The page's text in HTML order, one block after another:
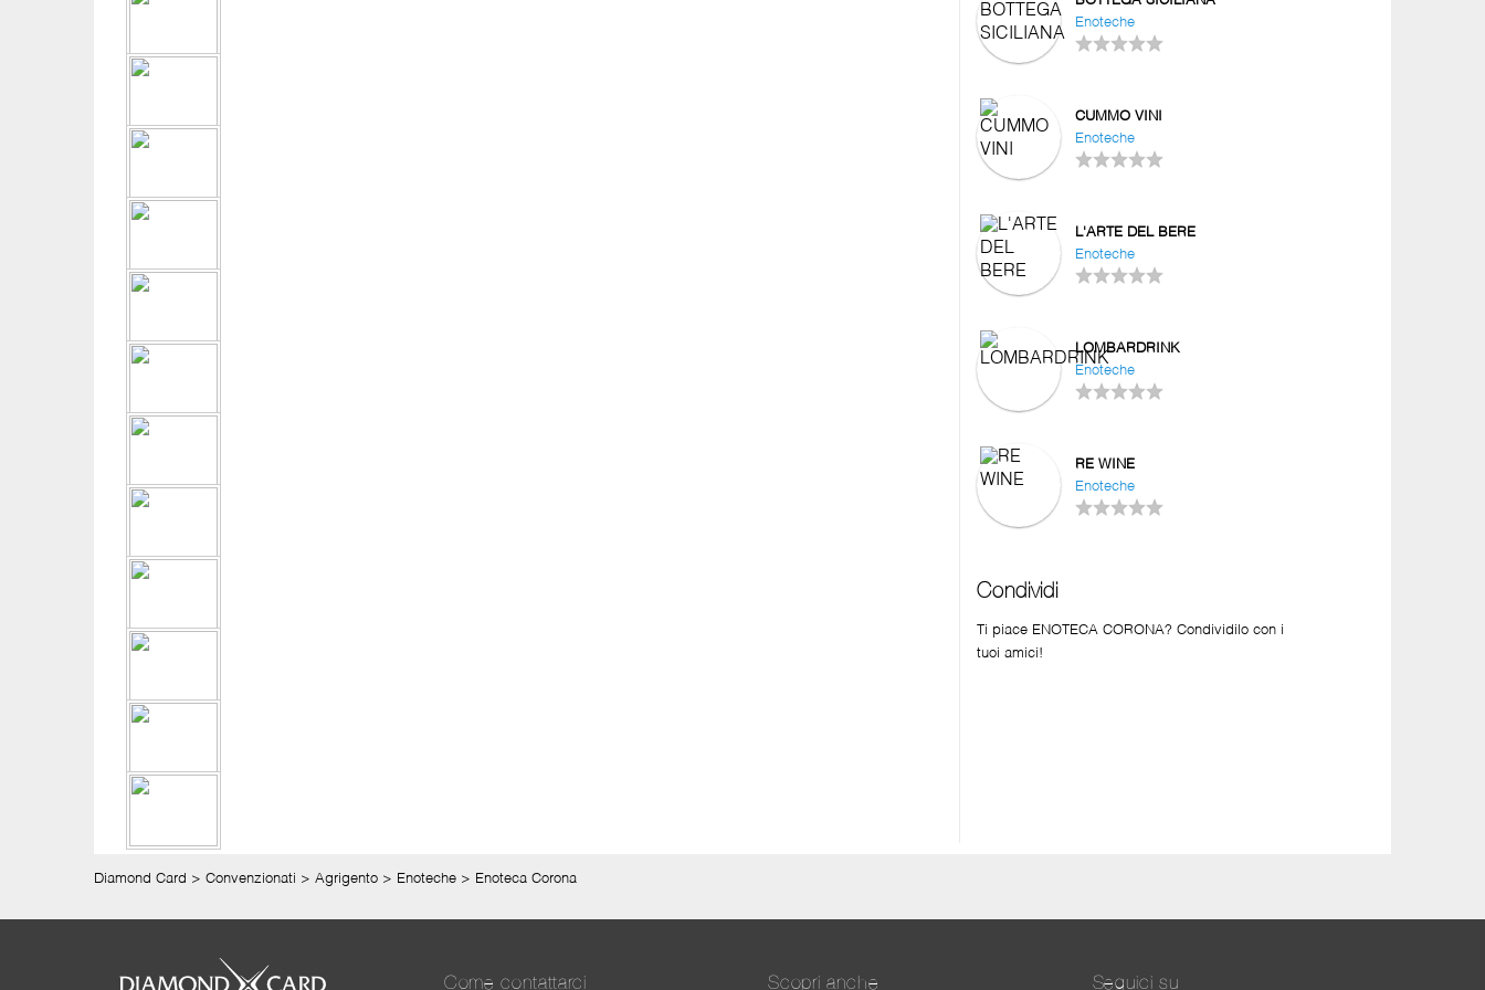
Enoteche
CUMMO VINI
Enoteche
L'ARTE DEL BERE
Enoteche
LOMBARDRINK
Enoteche
RE WINE
Enoteche
Condividi
Ti piace ENOTECA CORONA? Condividilo con i
tuoi amici!
Diamond Card > Convenzionati > Agrigento > Enoteche > Enoteca Corona
Come contattarci Scopri anche Seguici su